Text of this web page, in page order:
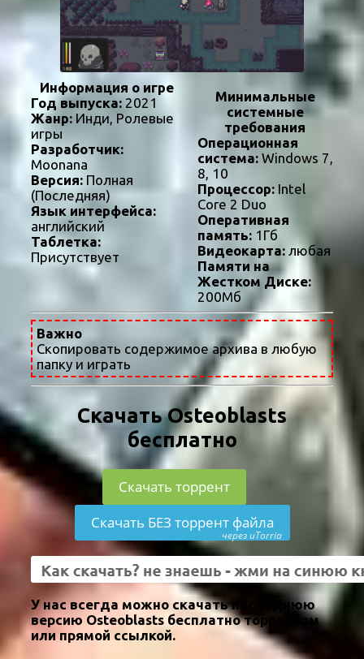
Информация о игре
Год выпуска: 2021
Жанр: Инди, Ролевые
игры
Разработчик:
Moonana
Версия: Полная
(Последняя)
Язык интерфейса:
английский
Таблетка:
Присутствует
Минимальные
системные
требования
Операционная
система:Windows 7,
8, 10
Процессор:Intel
Core 2 Duo
Оперативная
память:1Гб
Видеокарта:любая
Памяти на
Жестком Диске:
200Мб
Важно
Скопировать содержимое архива в любую
папку и играть
Скачать Osteoblasts
бесплатно
Скачать торрент
Скачать БЕЗ торрент файла
через uTorria
У нас всегда можно скачать последнюю
версию Osteoblasts бесплатно торрентом
или прямой ссылкой.